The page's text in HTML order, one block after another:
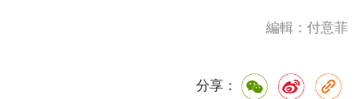
編輯：付意菲
分享：